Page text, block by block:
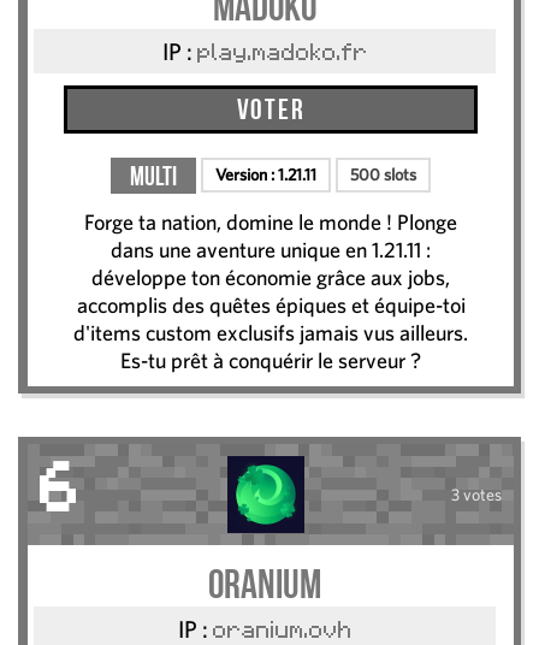
IP : play.madoko.fr
Voter
Multi Version :1.21.11 500 slots
Forge ta nation, domine le monde ! Plonge
dans une aventure unique en 1.21.11 :
développe ton économie grâce aux jobs,
accomplis des quêtes épiques et équipe-toi
d'items custom exclusifs jamais vus ailleurs.
Es-tu prêt à conquérir le serveur ?
6 3 votes
Oranium
IP : oranium.ovh